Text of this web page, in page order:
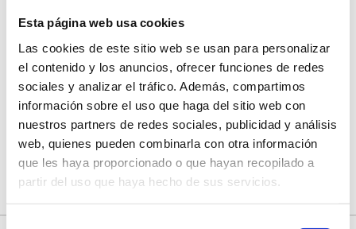
Esta página web usa cookies
Las cookies de este sitio web se usan para personalizar
el contenido y los anuncios, ofrecer funciones de redes
sociales y analizar el tráfico. Además, compartimos
información sobre el uso que haga del sitio web con
nuestros partners de redes sociales, publicidad y análisis
web, quienes pueden combinarla con otra información
que les haya proporcionado o que hayan recopilado a
partir del uso que haya hecho de sus servicios.
Nougat Blasco de Catí
Oficina de Turismo Eslida